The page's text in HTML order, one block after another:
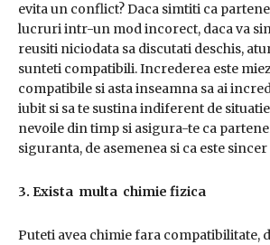
evita un conflict? Daca simtiti ca
lucruri intr-un mod incorect, daca va
reusiti niciodata sa discutati deschis,
sunteti compatibili. Increderea este
compatibile si asta inseamna sa ai
iubit si sa te sustina indiferent de
nevoile din timp si asigura-te ca
siguranta, de asemenea si ca este
3. Exista multa chimie fizica
Puteti avea chimie fara compatibilitate,